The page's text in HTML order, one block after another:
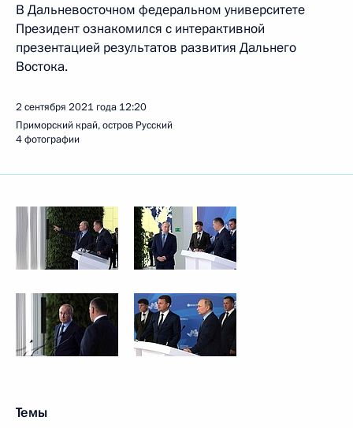
В Дальневосточном федеральном университете
Президент ознакомился с интерактивной
презентацией результатов развития Дальнего
Востока.
2 сентября 2021 года 12:20
Приморский край, остров Русский
4 фотографии
Темы